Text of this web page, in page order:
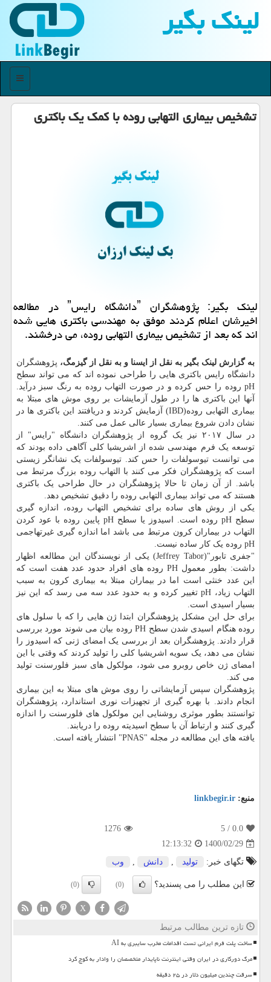
لینك بگیر
منو
تشخیص بیماری التهابی روده با كمك یك باكتری
لینک بگیر: پژوهشگران ˮدانشگاه رایسˮ در مطالعه
اخیرشان اعلام کردند موفق به مهندسی باکتری هایی شده
اند که بعد از تشخیص بیماری التهابی روده، می درخشند.
به گزارش لینک بگیر به نقل از ایسنا و به نقل از گیزمگ، پژوهشگران
دانشگاه رایس باکتری هایی را طراحی نموده اند که می تواند سطح
pH روده را حس کرده و در صورت التهاب روده به رنگ سبز درآید.
آنها این باکتری ها را در طول آزمایشات بر روی موش های مبتلا به
بیماری التهابی روده(IBD) آزمایش کردند و دریافتند این باکتری ها در
نشان دادن شروع بیماری بسیار عالی عمل می کنند.
در سال ۲۰۱۷ نیز یک گروه از پژوهشگران دانشگاه "رایس" از
توسعه یک فرم مهندسی شده از اشریشیا کلی آگاهی داده بودند که
می توانست تیوسولفات را حس کند. تیوسولفات یک نشانگر زیستی
است که پژوهشگران فکر می کنند با التهاب روده بزرگ مرتبط می
باشد. از آن زمان تا حالا پژوهشگران در حال طراحی یک باکتری
هستند که می تواند بیماری التهابی روده را دقیق تشخیص دهد.
یکی از روش های ساده برای تشخیص التهاب روده، اندازه گیری
سطح pH روده است. اسیدوز یا سطح pH پایین روده با عود کردن
التهاب در بیماران کرون مرتبط می باشد اما اندازه گیری غیرتهاجمی
pH روده یک کار ساده نیست.
"جفری تابور"(Jeffrey Tabor) یکی از نویسندگان این مطالعه اظهار
داشت: بطور معمول PH روده های افراد حدود عدد هفت است که
این عدد خنثی است اما در بیماران مبتلا به بیماری کرون به سبب
التهاب زیاد، pH تغییر کرده و به حدود عدد سه می رسد که این نیز
بسیار اسیدی است.
برای حل این مشکل پژوهشگران ابتدا ژن هایی را که با سلول های
روده هنگام اسیدی شدن سطح PH روده بیان می شوند مورد بررسی
قرار دادند. پژوهشگران بعد از بررسی یک امضای ژنی که اسیدوز را
نشان می دهد، یک سویه اشریشیا کلی را تولید کردند که وقتی با این
امضای ژن خاص روبرو می شود، مولکول های سبز فلورسنت تولید
می کند.
پژوهشگران سپس آزمایشاتی را روی موش های مبتلا به این بیماری
انجام دادند. با بهره گیری از تجهیزات نوری استاندارد، پژوهشگران
توانستند بطور موثری روشنایی این مولکول های فلورسنت را اندازه
گیری کنند و ارتباط آن با سطح اسیدیته روده را دریابند.
یافته های این مطالعه در مجله "PNAS" انتشار یافته است.
منبع: linkbegir.ir
0.0
/ 5
1276
1400/02/29
12:13:32
تگهای خبر:
تولید , دانش , وب
این مطلب را می پسندید؟ (0)
(0)
X
تازه ترین مطالب مرتبط
ساخت پلت فرم ایرانی تست اقدامات مخرب سایبری به AI
مرگ دورکاری در ایران وقتی اینترنت ناپایدار متخصصان را وادار به کوچ کرد
سرقت چندین میلیون دلار در ۲۵ دقیقه